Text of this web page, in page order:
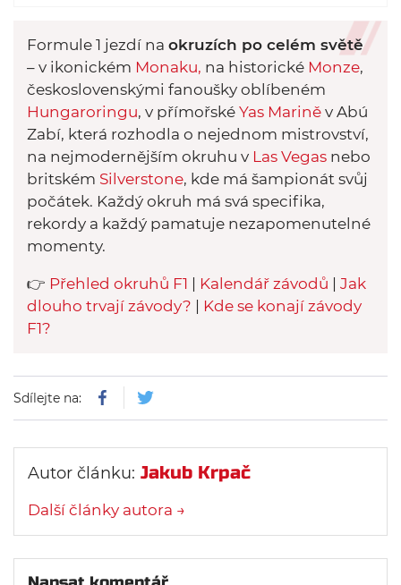
Formule 1 jezdí na okruzích po celém světě
– v ikonickém Monaku, na historické Monze,
československými fanoušky oblíbeném
Hungaroringu, v přímořské Yas Marině v Abú
Zabí, která rozhodla o nejednom mistrovství,
na nejmodernějším okruhu v Las Vegas nebo
britském Silverstone, kde má šampionát svůj
počátek. Každý okruh má svá specifika,
rekordy a každý pamatuje nezapomenutelné
momenty.
👉 Přehled okruhů F1 Kalendář závodů
Jak
dlouho trvají závody?
Kde se konají závody
F1?
Sdílejte na:
Autor článku: Jakub Krpač
Další články autora →